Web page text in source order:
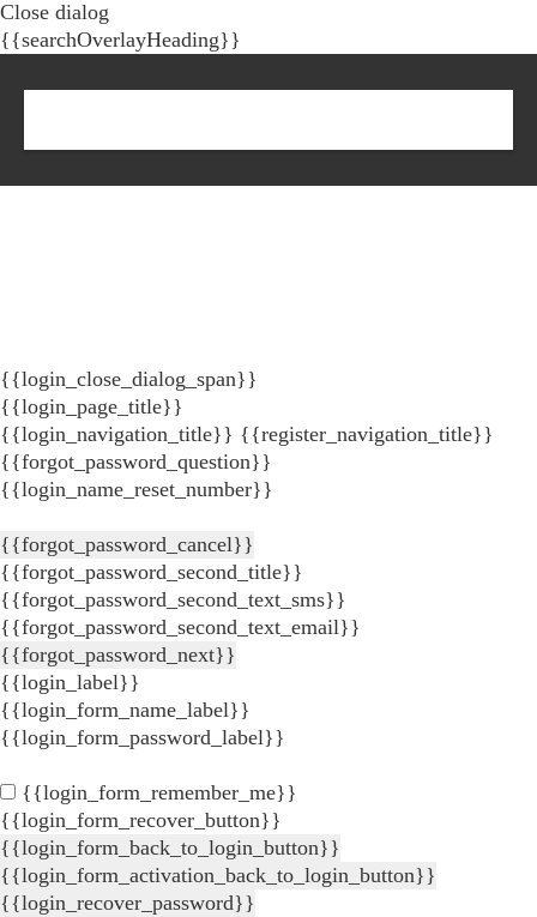
Close dialog
{{searchOverlayHeading}}
{{login_close_dialog_span}}
{{login_page_title}}
{{login_navigation_title}} {{register_navigation_title}}
{{forgot_password_question}}
{{login_name_reset_number}}
{{forgot_password_cancel}}
{{forgot_password_second_title}}
{{forgot_password_second_text_sms}}
{{forgot_password_second_text_email}}
{{forgot_password_next}}
{{login_label}}
{{login_form_name_label}}
{{login_form_password_label}}
{{login_form_remember_me}}
{{login_form_recover_button}}
{{login_form_back_to_login_button}}
{{login_form_activation_back_to_login_button}}
{{login_recover_password}}